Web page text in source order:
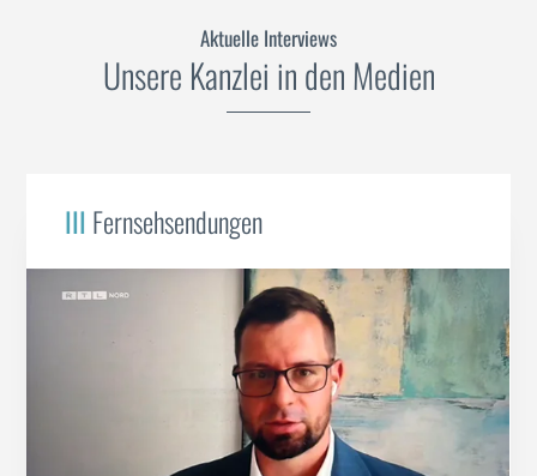
Aktuelle Interviews
Unsere Kanzlei in den Medien
III Fernsehsendungen